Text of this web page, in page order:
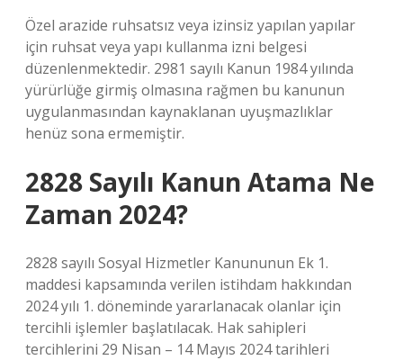
Özel arazide ruhsatsız veya izinsiz yapılan yapılar
için ruhsat veya yapı kullanma izni belgesi
düzenlenmektedir. 2981 sayılı Kanun 1984 yılında
yürürlüğe girmiş olmasına rağmen bu kanunun
uygulanmasından kaynaklanan uyuşmazlıklar
henüz sona ermemiştir.
2828 Sayılı Kanun Atama Ne
Zaman 2024?
2828 sayılı Sosyal Hizmetler Kanununun Ek 1.
maddesi kapsamında verilen istihdam hakkından
2024 yılı 1. döneminde yararlanacak olanlar için
tercihli işlemler başlatılacak. Hak sahipleri
tercihlerini 29 Nisan – 14 Mayıs 2024 tarihleri ​​